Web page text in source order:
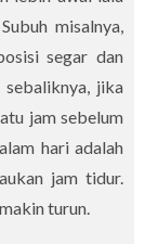
misalnya,
segar dan
sebaliknya, jika
jam sebelum
hari adalah
jam tidur.
turun.